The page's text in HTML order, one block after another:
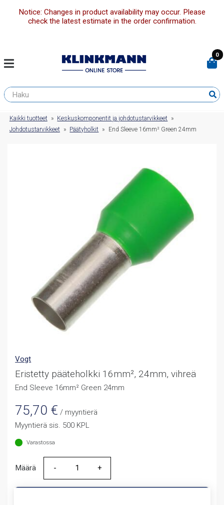
Notice: Changes in product availability may occur. Please
check the latest estimate in the order confirmation.
0
Kaikki tuotteet » Keskuskomponentit ja johdotustarvikkeet »
Johdotustarvikkeet » Päätyholkit » End Sleeve 16mm² Green 24mm
Vogt
Eristetty pääteholkki 16mm², 24mm, vihreä
End Sleeve 16mm² Green 24mm
75,70 € / myyntierä
Myyntierä sis. 500 KPL
Varastossa
Määrä
Määrä